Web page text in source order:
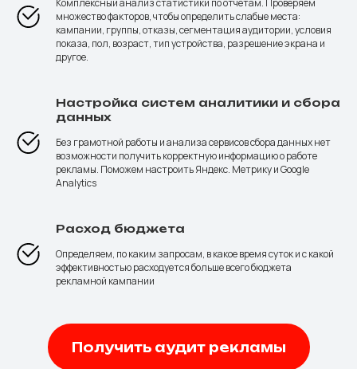
множество факторов, чтобы определить слабые места:
кампании, группы, отказы, сегментация аудитории, условия
показа, пол, возраст, тип устройства, разрешение экрана и
другое.
Настройка систем аналитики и сбора
данных
Без грамотной работы и анализа сервисов сбора данных нет
возможности получить корректную информацию о работе
рекламы. Поможем настроить Яндекс. Метрику и Google
Analytics
Расход бюджета
Определяем, по каким запросам, в какое время суток и с какой
эффективностью расходуется больше всего бюджета
рекламной кампании
Получить аудит рекламы